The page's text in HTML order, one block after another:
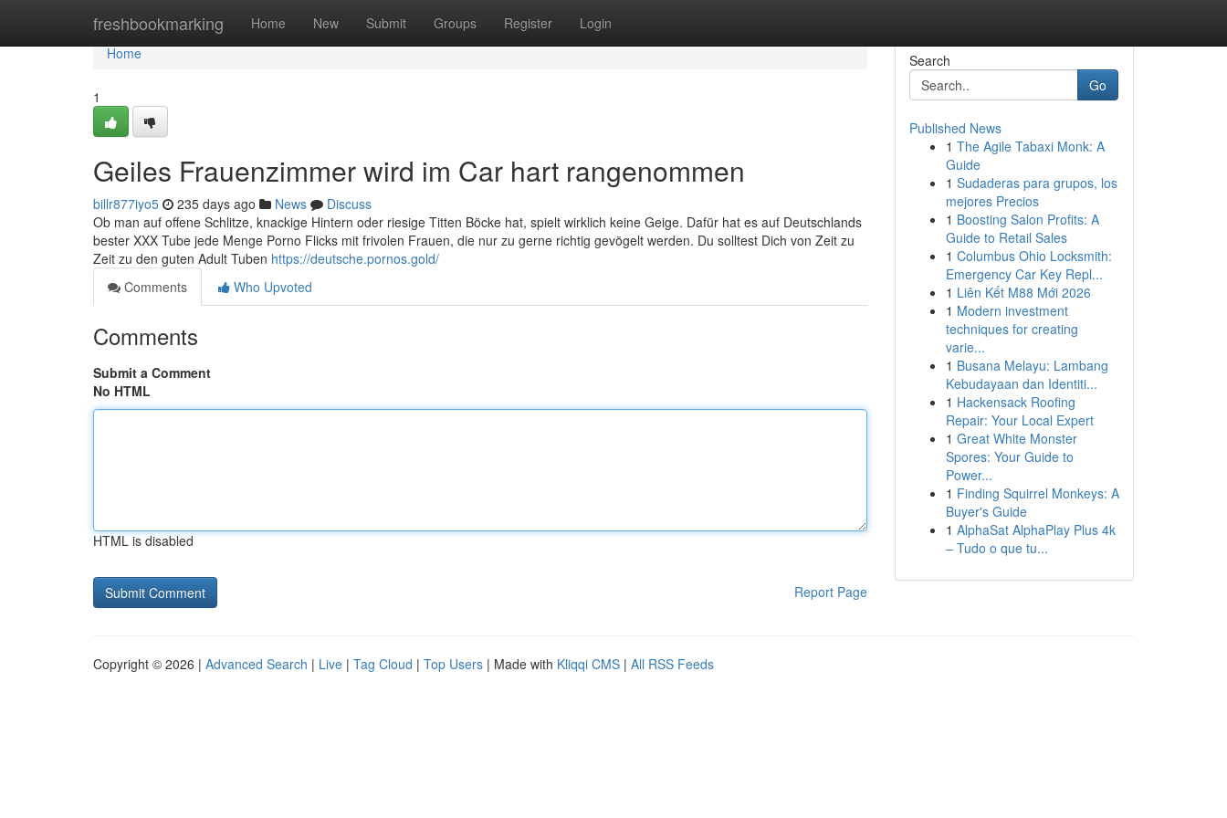
freshbookmarking Home New Submit Groups Register Login
Home
Home
1
Geiles Frauenzimmer wird im Car hart rangenommen
billr877iyo5 235 days ago News
Discuss
Ob man auf offene Schlitze, knackige Hintern oder riesige Titten Böcke hat, spielt wirklich keine Geige. Dafür hat es auf Deutschlands
bester XXX Tube jede Menge Porno Flicks mit frivolen Frauen, die nur zu gerne richtig gevögelt werden. Du solltest Dich von Zeit zu
Zeit zu den guten Adult Tuben https://deutsche.pornos.gold/
Comments
Who Upvoted
Comments
Submit a Comment
No HTML
HTML is disabled
Report Page
Search
Go
Published News
1 The Agile Tabaxi Monk: A
Guide
1 Sudaderas para grupos, los
mejores Precios
1 Boosting Salon Profits: A
Guide to Retail Sales
1 Columbus Ohio Locksmith:
Emergency Car Key Repl...
1 Liên Kết M88 Mới 2026
1 Modern investment
techniques for creating
varie...
1 Busana Melayu: Lambang
Kebudayaan dan Identiti...
1 Hackensack Roofing
Repair: Your Local Expert
1 Great White Monster
Spores: Your Guide to
Power...
1 Finding Squirrel Monkeys: A
Buyer's Guide
1 AlphaSat AlphaPlay Plus 4k
– Tudo o que tu...
Copyright © 2026 | Advanced Search | Live | Tag Cloud | Top Users | Made with Kliqqi CMS | All RSS Feeds